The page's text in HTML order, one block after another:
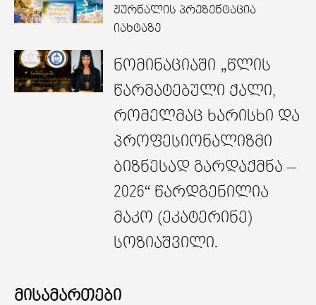
ჟურნალის პრეზენტაცია
იახტაზე
ნომინაციაში „წლის
წარმატებული ქალი,
რომელმაც ხარისხი და
პროფესიონალიზმი
ბიზნესად გარდაქმნა –
2026“ წარდგენილია
მაკო (ეკატერინე)
სოზიაშვილი.
მისამართები